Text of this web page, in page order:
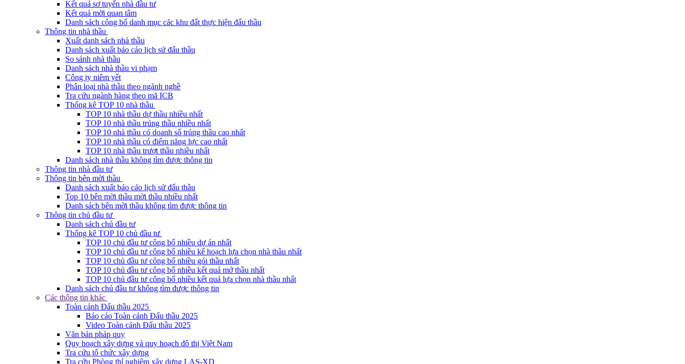
Kết quả sơ tuyển nhà đầu tư
Kết quả mời quan tâm
Danh sách công bố danh mục các khu đất thực hiện đấu thầu
Thông tin nhà thầu
Xuất danh sách nhà thầu
Danh sách xuất báo cáo lịch sử đấu thầu
So sánh nhà thầu
Danh sách nhà thầu vi phạm
Công ty niêm yết
Phân loại nhà thầu theo ngành nghề
Tra cứu ngành hàng theo mã ICB
Thống kê TOP 10 nhà thầu
TOP 10 nhà thầu dự thầu nhiều nhất
TOP 10 nhà thầu trúng thầu nhiều nhất
TOP 10 nhà thầu có doanh số trúng thầu cao nhất
TOP 10 nhà thầu có điểm năng lực cao nhất
TOP 10 nhà thầu trượt thầu nhiều nhất
Danh sách nhà thầu không tìm được thông tin
Thông tin nhà đầu tư
Thông tin bên mời thầu
Danh sách xuất báo cáo lịch sử đấu thầu
Top 10 bên mời thầu mời thầu nhiều nhất
Danh sách bên mời thầu không tìm được thông tin
Thông tin chủ đầu tư
Danh sách chủ đầu tư
Thống kê TOP 10 chủ đầu tư
TOP 10 chủ đầu tư công bố nhiều dự án nhất
TOP 10 chủ đầu tư công bố nhiều kế hoạch lựa chọn nhà thầu nhất
TOP 10 chủ đầu tư công bố nhiều gói thầu nhất
TOP 10 chủ đầu tư công bố nhiều kết quả mở thầu nhất
TOP 10 chủ đầu tư công bố nhiều kết quả lựa chọn nhà thầu nhất
Danh sách chủ đầu tư không tìm được thông tin
Các thông tin khác
Toàn cảnh Đấu thầu 2025
Báo cáo Toàn cảnh Đấu thầu 2025
Video Toàn cảnh Đấu thầu 2025
Văn bản pháp quy
Quy hoạch xây dựng và quy hoạch đô thị Việt Nam
Tra cứu tổ chức xây dựng
Tra cứu Phòng thí nghiệm xây dựng LAS-XD